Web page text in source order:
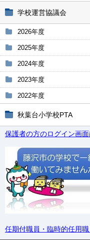
学校運営協議会
2026年度
2025年度
2024年度
2023年度
2022年度
秋葉台小学校PTA
保護者の方のログイン画面
任期付職員・臨時的任用